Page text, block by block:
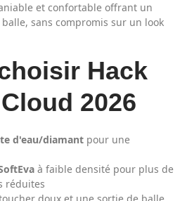
et confortable offrant un
sans compromis sur un look
Hack
2026
d'eau/diamant pour une
à faible densité pour plus de
réduites